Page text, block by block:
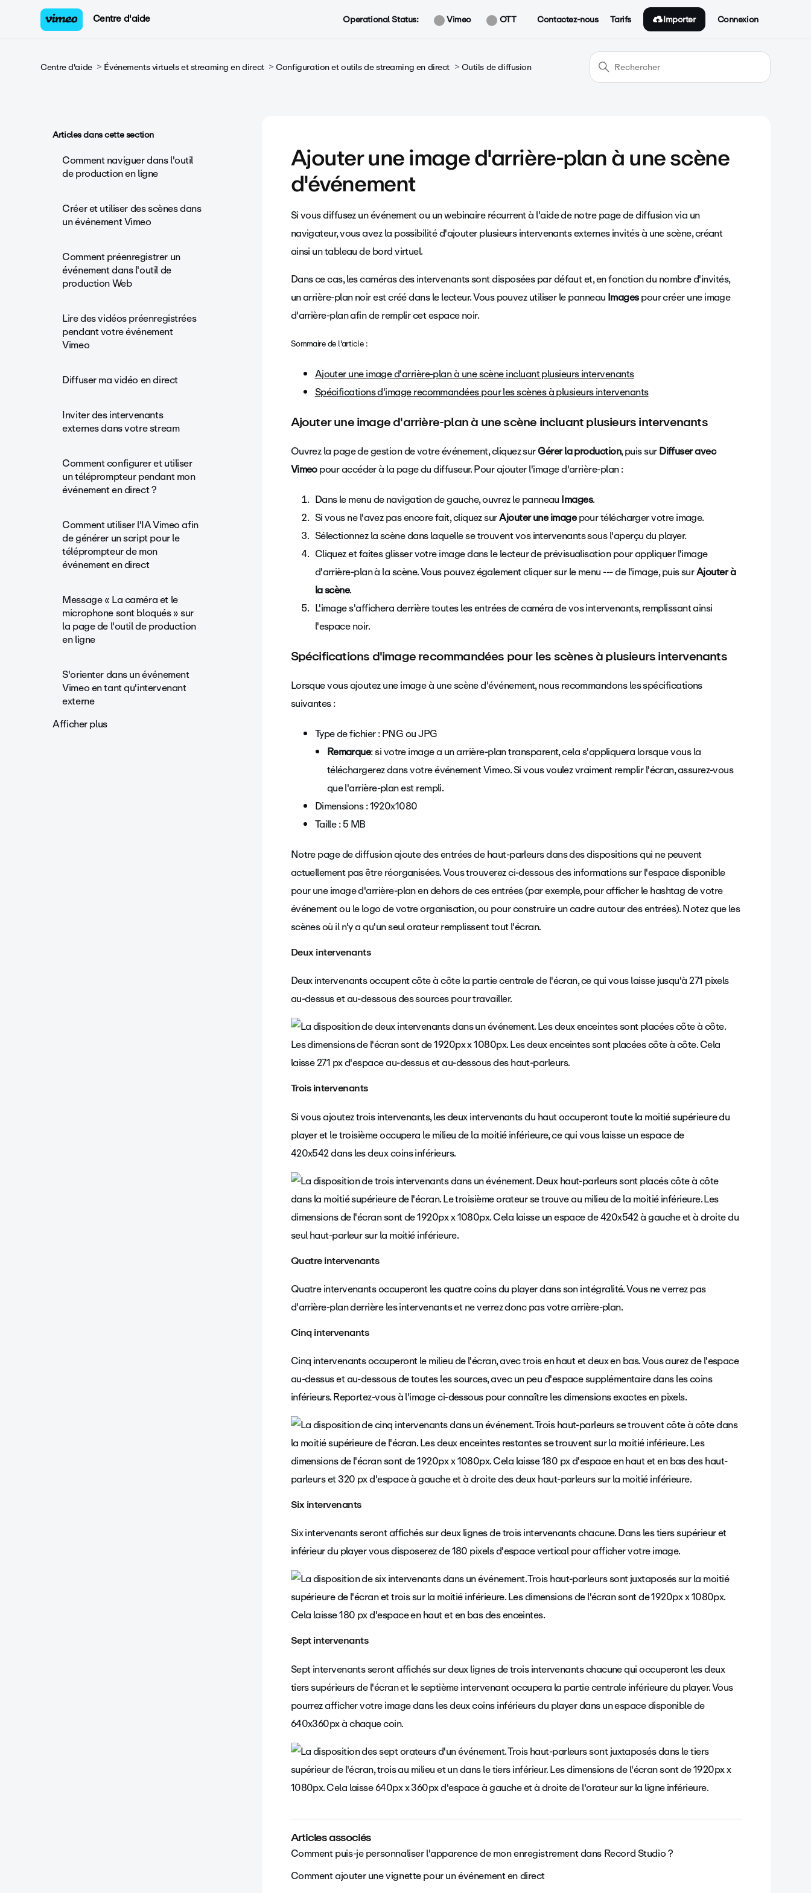
Centre d'aide Operational Status: Vimeo OTT Contactez-nous Tarifs Importer Connexion
Centre d'aide Événements virtuels et streaming en direct Configuration et outils de streaming en direct Outils de diffusion
Articles dans cette section
Comment naviguer dans l'outil
de production en ligne
Créer et utiliser des scènes dans
un événement Vimeo
Comment préenregistrer un
événement dans l'outil de
production Web
Lire des vidéos préenregistrées
pendant votre événement
Vimeo
Diffuser ma vidéo en direct
Inviter des intervenants
externes dans votre stream
Comment configurer et utiliser
un téléprompteur pendant mon
événement en direct ?
Comment utiliser l'IA Vimeo afin
de générer un script pour le
téléprompteur de mon
événement en direct
Message « La caméra et le
microphone sont bloqués » sur
la page de l'outil de production
en ligne
S'orienter dans un événement
Vimeo en tant qu'intervenant
externe
Afficher plus
Ajouter une image d'arrière-plan à une scène
d'événement
Si vous diffusez un événement ou un webinaire récurrent à l'aide de notre page de diffusion via un
navigateur, vous avez la possibilité d'ajouter plusieurs intervenants externes invités à une scène, créant
ainsi un tableau de bord virtuel.
Dans ce cas, les caméras des intervenants sont disposées par défaut et, en fonction du nombre d'invités,
un arrière-plan noir est créé dans le lecteur. Vous pouvez utiliser le panneauImagespour créer une image
d'arrière-plan afin de remplir cet espace noir.
Sommaire de l'article :
Ajouter une image d'arrière-plan à une scène incluant plusieurs intervenants
Spécifications d'image recommandées pour les scènes à plusieurs intervenants
Ajouter une image d'arrière-plan à une scène incluant plusieurs intervenants
Ouvrez la page de gestion de votre événement, cliquez surGérer la production, puis surDiffuser avec
Vimeopour accéder à la page du diffuseur. Pour ajouter l'image d'arrière-plan :
Dans le menu de navigation de gauche, ouvrez le panneauImages.
Si vous ne l'avez pas encore fait, cliquez surAjouter une imagepour télécharger votre image.
Sélectionnez la scène dans laquelle se trouvent vos intervenants sous l'aperçu du player.
Cliquez et faites glisser votre image dans le lecteur de prévisualisation pour appliquer l'image
d'arrière-plan à la scène. Vous pouvez également cliquer sur le menu --- de l'image, puis surAjouter à
la scène.
L'image s'affichera derrière toutes les entrées de caméra de vos intervenants, remplissant ainsi
l'espace noir.
Spécifications d'image recommandées pour les scènes à plusieurs intervenants
Lorsque vous ajoutez une image à une scène d'événement, nous recommandons les spécifications
suivantes :
Type de fichier : PNG ou JPG
Remarque: si votre image a un arrière-plan transparent, cela s'appliquera lorsque vous la
téléchargerez dans votre événement Vimeo. Si vous voulez vraiment remplir l'écran, assurez-vous
que l'arrière-plan est rempli.
Dimensions : 1920x1080
Taille : 5 MB
Notre page de diffusion ajoute des entrées de haut-parleurs dans des dispositions qui ne peuvent
actuellement pas être réorganisées. Vous trouverez ci-dessous des informations sur l'espace disponible
pour une image d'arrière-plan en dehors de ces entrées (par exemple, pour afficher le hashtag de votre
événement ou le logo de votre organisation, ou pour construire un cadre autour des entrées). Notez que les
scènes où il n'y a qu'un seul orateur remplissent tout l'écran.
Deux intervenants
Deux intervenants occupent côte à côte la partie centrale de l'écran, ce qui vous laisse jusqu'à 271 pixels
au-dessus et au-dessous des sources pour travailler.
Trois intervenants
Si vous ajoutez trois intervenants, les deux intervenants du haut occuperont toute la moitié supérieure du
player et le troisième occupera le milieu de la moitié inférieure, ce qui vous laisse un espace de
420x542 dans les deux coins inférieurs.
Quatre intervenants
Quatre intervenants occuperont les quatre coins du player dans son intégralité. Vous ne verrez pas
d'arrière-plan derrière les intervenants et ne verrez donc pas votre arrière-plan.
Cinq intervenants
Cinq intervenants occuperont le milieu de l'écran, avec trois en haut et deux en bas. Vous aurez de l'espace
au-dessus et au-dessous de toutes les sources, avec un peu d'espace supplémentaire dans les coins
inférieurs. Reportez-vous à l'image ci-dessous pour connaître les dimensions exactes en pixels.
Six intervenants
Six intervenants seront affichés sur deux lignes de trois intervenants chacune. Dans les tiers supérieur et
inférieur du player vous disposerez de 180 pixels d'espace vertical pour afficher votre image.
Sept intervenants
Sept intervenants seront affichés sur deux lignes de trois intervenants chacune qui occuperont les deux
tiers supérieurs de l'écran et le septième intervenant occupera la partie centrale inférieure du player. Vous
pourrez afficher votre image dans les deux coins inférieurs du player dans un espace disponible de
640x360px à chaque coin.
Articles associés
Comment puis-je personnaliser l'apparence de mon enregistrement dans Record Studio ?
Comment ajouter une vignette pour un événement en direct